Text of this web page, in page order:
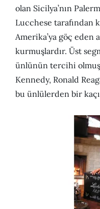
olan Sicilya’nın
Lucchese tarafından
Amerika’ya göç eden
kurmuşlardır. Üst
ünlünün tercihi
Kennedy, Ronald
bu ünlülerden bir